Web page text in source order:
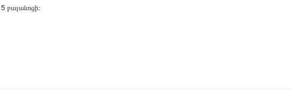
բալանոցի։